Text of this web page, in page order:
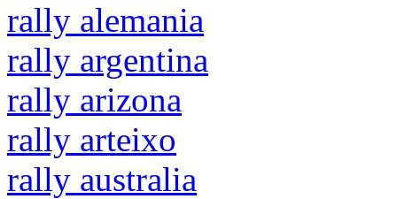
rally alemania
rally argentina
rally arizona
rally arteixo
rally australia